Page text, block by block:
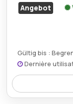
Angebot
Gültig bis :
Dernière
Ein